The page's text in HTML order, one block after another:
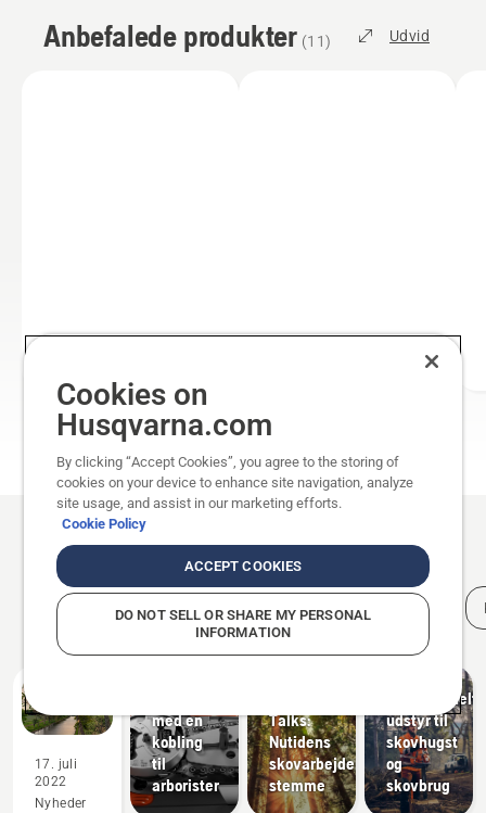
Anbefalede produkter (11) Udvid
ALLE KÆDESAVE
Relaterede artikler
Skovbrug
Professionel
træpleje
Aktiviteter
begivenheder
17. juli
2022
Nyheder
og
innovationer
T542i
XP® –
første
med en
kobling
til
arborister
Produkter
Historier
og
inspiration
Talks:
Nutidens
skovarbejderes
stemme
Professionelt
udstyr til
skovhugst
og
skovbrug
Cookies on
Husqvarna.com
By clicking “Accept Cookies”, you agree to the storing of
cookies on your device to enhance site navigation, analyze
site usage, and assist in our marketing efforts.
Cookie Policy
ACCEPT COOKIES
DO NOT SELL OR SHARE MY PERSONAL
INFORMATION